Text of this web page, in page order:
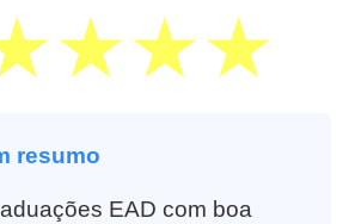
resumo
EAD com boa